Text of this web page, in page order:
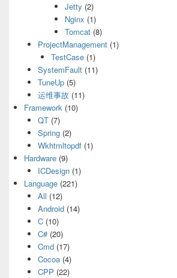
Jetty (2)
Nginx (1)
Tomcat(8)
ProjectManagement(1)
TestCase (1)
SystemFault(11)
TuneUp(5)
运维事故 (11)
Framework (10)
QT(7)
Spring(2)
Wkhtmltopdf(1)
Hardware (9)
ICDesign(1)
Language (221)
All (12)
Android(14)
C(10)
C#(20)
Cmd(17)
Cocoa(4)
CPP (22)